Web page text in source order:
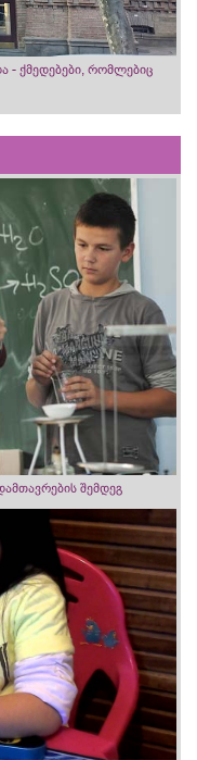
- ქმედებები, რომლებიც
შემდეგ